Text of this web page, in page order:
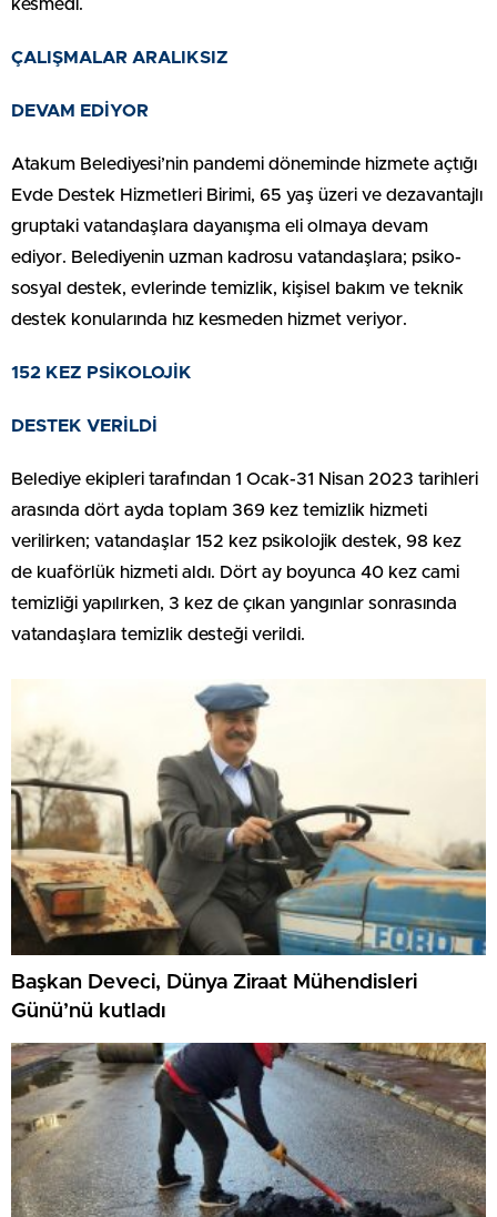
kesmedi.
ÇALIŞMALAR ARALIKSIZ
DEVAM EDİYOR
Atakum Belediyesi’nin pandemi döneminde hizmete açtığı
Evde Destek Hizmetleri Birimi, 65 yaş üzeri ve dezavantajlı
gruptaki vatandaşlara dayanışma eli olmaya devam
ediyor. Belediyenin uzman kadrosu vatandaşlara; psiko-
sosyal destek, evlerinde temizlik, kişisel bakım ve teknik
destek konularında hız kesmeden hizmet veriyor.
152 KEZ PSİKOLOJİK
DESTEK VERİLDİ
Belediye ekipleri tarafından 1 Ocak-31 Nisan 2023 tarihleri
arasında dört ayda toplam 369 kez temizlik hizmeti
verilirken; vatandaşlar 152 kez psikolojik destek, 98 kez
de kuaförlük hizmeti aldı. Dört ay boyunca 40 kez cami
temizliği yapılırken, 3 kez de çıkan yangınlar sonrasında
vatandaşlara temizlik desteği verildi.
Başkan Deveci, Dünya Ziraat Mühendisleri
Günü’nü kutladı